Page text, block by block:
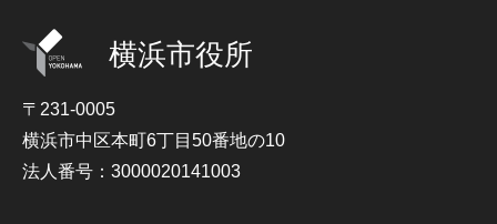
横浜市役所
〒231-0005
横浜市中区本町6丁目50番地の10
法人番号：3000020141003